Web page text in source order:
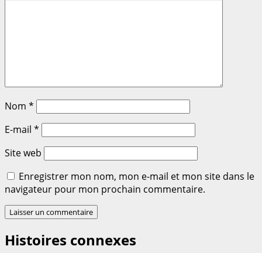
Nom *
E-mail *
Site web
Enregistrer mon nom, mon e-mail et mon site dans le
navigateur pour mon prochain commentaire.
Histoires connexes